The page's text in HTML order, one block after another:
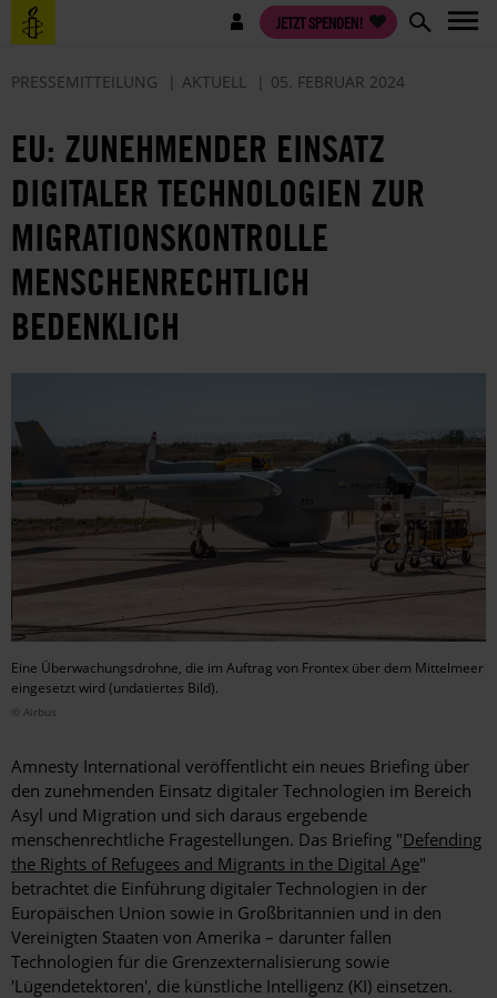
Direkt
zum
Benutzermenü JETZT SPENDEN!
PRESSEMITTEILUNG AKTUELL 05. FEBRUAR 2024
EU: ZUNEHMENDER EINSATZ
DIGITALER TECHNOLOGIEN ZUR
MIGRATIONSKONTROLLE
MENSCHENRECHTLICH
BEDENKLICH
Eine Überwachungsdrohne, die im Auftrag von Frontex über dem Mittelmeer
eingesetzt wird (undatiertes Bild).
© Airbus
Amnesty International veröffentlicht ein neues Briefing über
den zunehmenden Einsatz digitaler Technologien im Bereich
Asyl und Migration und sich daraus ergebende
menschenrechtliche Fragestellungen. Das Briefing "Defending
the Rights of Refugees and Migrants in the Digital Age"
betrachtet die Einführung digitaler Technologien in der
Europäischen Union sowie in Großbritannien und in den
Vereinigten Staaten von Amerika – darunter fallen
Technologien für die Grenzexternalisierung sowie
'Lügendetektoren', die künstliche Intelligenz (KI) einsetzen.